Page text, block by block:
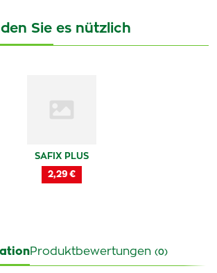
Sie es nützlich
SAFIX PLUS
2,29 €
Produktbewertungen (0)